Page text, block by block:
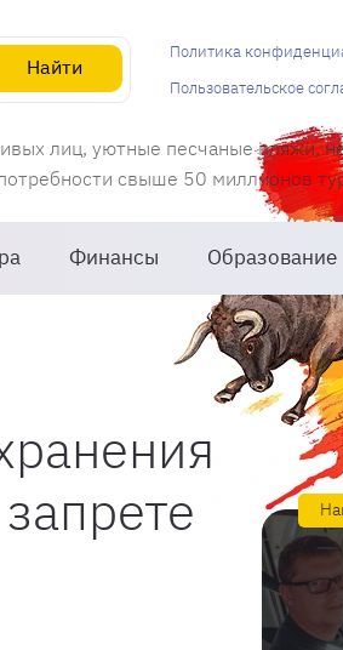
Найти
лиц, уютные песчаные пляжи,
свыше 50 миллионов
Финансы Образование
Политика
Пользовательское